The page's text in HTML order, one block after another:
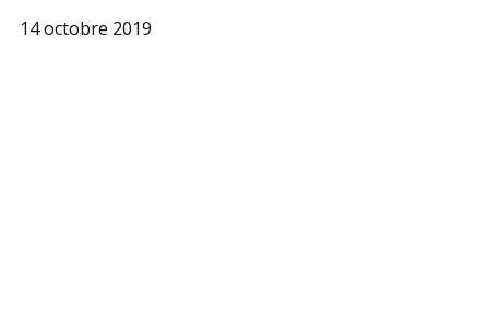
14 octobre 2019